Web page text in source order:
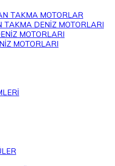
TAKMA MOTORLAR
TAKMA DENİZ MOTORLARI
MOTORLARI
MOTORLARI